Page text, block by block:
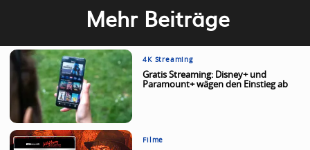
Mehr Beiträge
4K Streaming
Gratis Streaming: Disney+ und
Paramount+ wägen den Einstieg ab
Filme